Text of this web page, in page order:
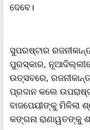
ଦେବେ।
ସୁପରଷ୍ଟାର
ପୁରସ୍କାର,
ଉତ୍ସବରେ,
ପ୍ରଦାନ କଲେ
ବାଜପେୟୀଙ୍କୁ ମିଳିଲା
କଙ୍ଗନା ରାଣାୱତଙ୍କୁ